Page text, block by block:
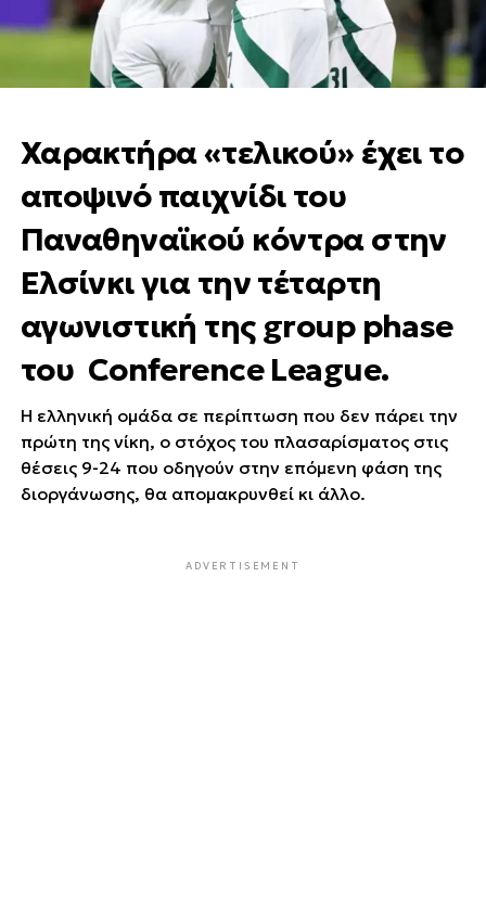
Χαρακτήρα «τελικού» έχει το
αποψινό παιχνίδι του
Παναθηναϊκού κόντρα στην
Ελσίνκι για την τέταρτη
αγωνιστική της group phase
του Conference League.
Η ελληνική ομάδα σε περίπτωση που δεν πάρει την
πρώτη της νίκη, ο στόχος του πλασαρίσματος στις
θέσεις 9-24 που οδηγούν στην επόμενη φάση της
διοργάνωσης, θα απομακρυνθεί κι άλλο.
ADVERTISEMENT